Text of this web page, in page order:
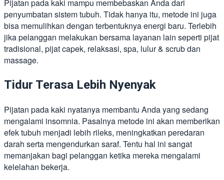
Pijatan pada kaki mampu membebaskan Anda dari
penyumbatan sistem tubuh. Tidak hanya itu, metode ini juga
bisa memulihkan dengan terbentuknya energi baru. Terlebih
jika pelanggan melakukan bersama layanan lain seperti pijat
tradisional, pijat capek, relaksasi, spa, lulur & scrub dan
massage.
Tidur Terasa Lebih Nyenyak
Pijatan pada kaki nyatanya membantu Anda yang sedang
mengalami insomnia. Pasalnya metode ini akan memberikan
efek tubuh menjadi lebih rileks, meningkatkan peredaran
darah serta mengendurkan saraf. Tentu hal ini sangat
memanjakan bagi pelanggan ketika mereka mengalami
kelelahan bekerja.